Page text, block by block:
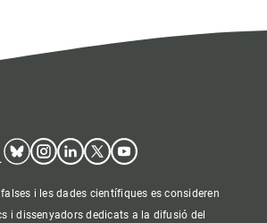
BlueskyInstagram
LinkedinTwitterYoutube
i les dades científiques es consideren
i dissenyadors dedicats a la difusió del